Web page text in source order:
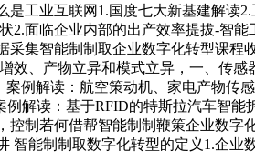
工业互联网1.国度七大新基建解
2.面临企业内部的出产效率提拔-智
集智能制制取企业数字化转型课
、产物立异和模式立异，一、传
例解读：航空策动机、家电产物传
解读：基于RFID的特斯拉汽车智
制若何借帮智能制制鞭策企业数
能制制取数字化转型的定义1.企业